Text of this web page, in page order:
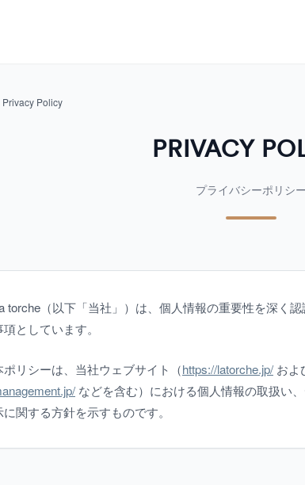
Privacy Policy
PRIVACY
プライバシーポリシー
torche（以下「当社」）は、個人情報の重要性を深く
項としています。
ポリシーは、当社ウェブサイト（https://latorche.jp/ およ
などを含む）における個人情報の取扱い
に関する方針を示すものです。